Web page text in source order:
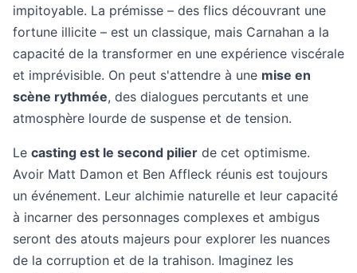
impitoyable. La prémisse – des flics découvrant une
fortune illicite – est un classique, mais Carnahan a la
capacité de la transformer en une expérience viscérale
et imprévisible. On peut s'attendre à une mise en
scène rythmée, des dialogues percutants et une
atmosphère lourde de suspense et de tension.
Le casting est le second pilier de cet optimisme.
Avoir Matt Damon et Ben Affleck réunis est toujours
un événement. Leur alchimie naturelle et leur capacité
à incarner des personnages complexes et ambigus
seront des atouts majeurs pour explorer les nuances
de la corruption et de la trahison. Imaginez les